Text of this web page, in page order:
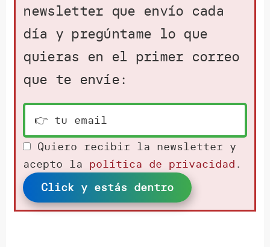
newsletter que envío cada
día y pregúntame lo que
quieras en el primer correo
que te envíe:
Quiero recibir la newsletter y
acepto la política de privacidad .
Click y estás dentro